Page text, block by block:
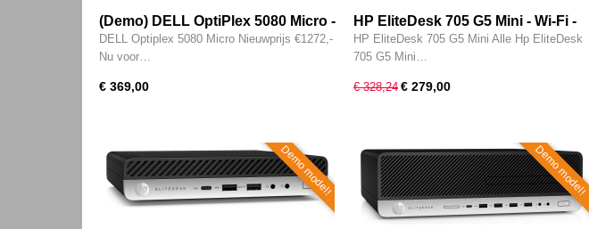
(Demo) DELL OptiPlex 5080 Micro -
WiFi - 10e generatie i5 - 6-CORE -
16GB - 256GB SSD - Intel UHD 630
DELL Optiplex 5080 Micro Nieuwprijs €1272,-
Nu voor…
€ 369,00
HP EliteDesk 705 G5 Mini - Wi-Fi -
(9e generatie) AMD Ryzen 5 Pro @
3400GE - 16GB - 256GB SSD -
Pro
HP EliteDesk 705 G5 Mini Alle Hp EliteDesk
705 G5 Mini…
€ 328,24 € 279,00
Demo model! Demo model!